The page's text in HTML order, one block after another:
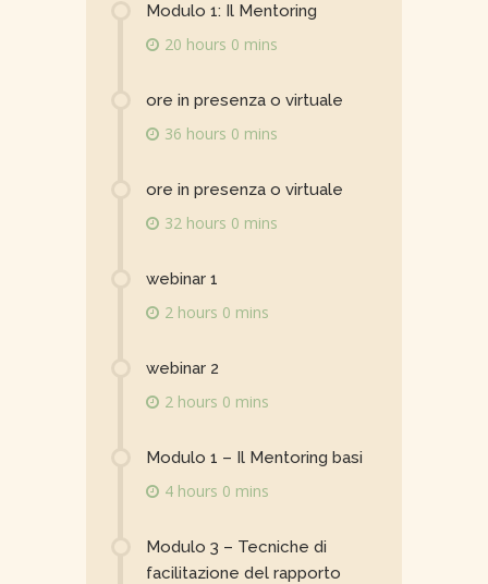
Modulo 1: Il Mentoring
20 hours 0 mins
ore in presenza o virtuale
36 hours 0 mins
ore in presenza o virtuale
32 hours 0 mins
webinar 1
2 hours 0 mins
webinar 2
2 hours 0 mins
Modulo 1 – Il Mentoring basi
4 hours 0 mins
Modulo 3 – Tecniche di
facilitazione del rapporto